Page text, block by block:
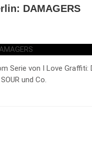
DAMAGERS
Serie von I Love Graffiti:
und Co.